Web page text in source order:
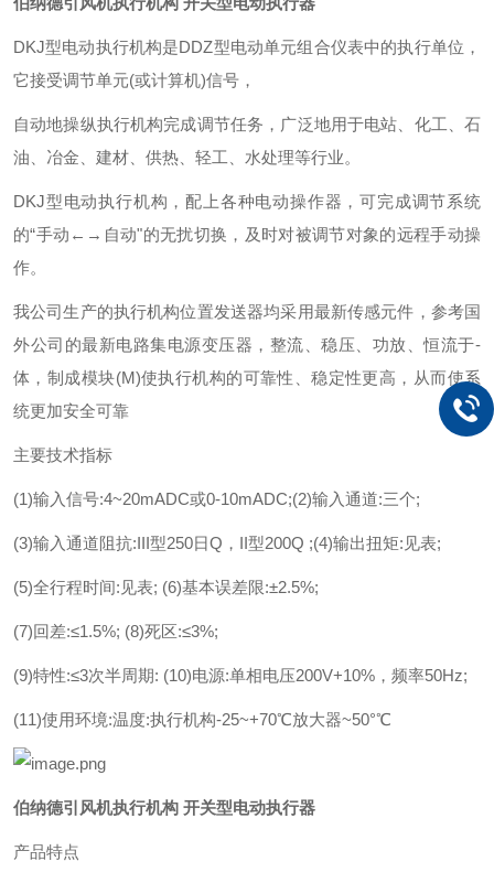
DKJ型电动执行机构是DDZ型电动单元组合仪表中的执行单位，
它接受调节单元(或计算机)信号，
自动地操纵执行机构完成调节任务，广泛地用于电站、化工、石
油、冶金、建材、供热、轻工、水处理等行业。
DKJ型电动执行机构，配上各种电动操作器，可完成调节系统
的“手动←→自动"的无扰切换，及时对被调节对象的远程手动操
作。
我公司生产的执行机构位置发送器均采用最新传感元件，参考国
外公司的最新电路集电源变压器，整流、稳压、功放、恒流于-
体，制成模块(M)使执行机构的可靠性、稳定性更高，从而使系
统更加安全可靠
主要技术指标
(1)输入信号:4~20mADC或0-10mADC;(2)输入通道:三个;
(3)输入通道阻抗:III型250日Q，II型200Q ;(4)输出扭矩:见表;
(5)全行程时间:见表; (6)基本误差限:±2.5%;
(7)回差:≤1.5%; (8)死区:≤3%;
(9)特性:≤3次半周期: (10)电源:单相电压200V+10%，频率50Hz;
(11)使用环境:温度:执行机构-25~+70℃放大器~50°℃
伯纳德引风机执行机构 开关型电动执行器
产品特点